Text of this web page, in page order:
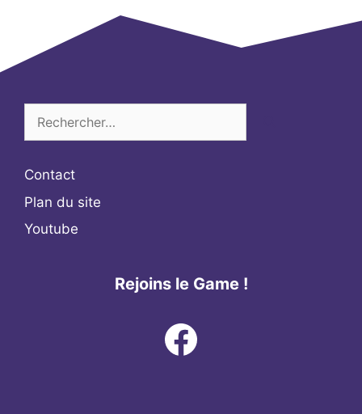
Contact
Plan du site
Youtube
Rejoins le Game !
Facebook